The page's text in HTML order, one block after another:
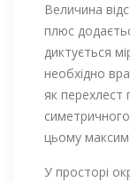
Величина
плюс
диктується
необхідно
як перехлест
симетричного
цьому
У просторі